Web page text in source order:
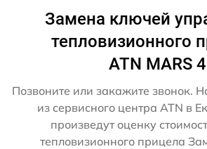
Замена ключей
тепловизионного
ATN MARS 4
Позвоните или закажите звонок.
из сервисного центра ATN в
произведут оценку
тепловизионного прицела